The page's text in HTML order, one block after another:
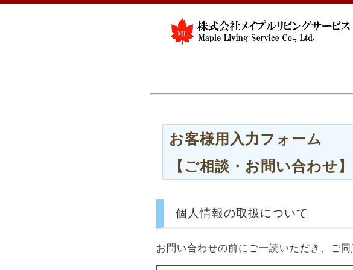
お客様用入力フォーム
【ご相談・お問い合わせ】
個人情報の取扱について
お問い合わせの前にご一読いただき、ご